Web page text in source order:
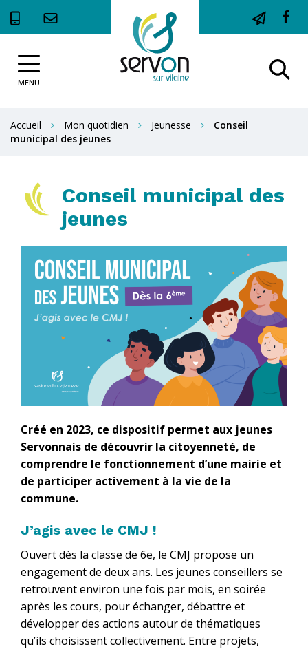
MENU
Site
officiel
de
Accueil Mon quotidien Jeunesse
Conseil
municipal des jeunes
Conseil municipal des
jeunes
Créé en 2023, ce dispositif permet aux jeunes
Servonnais de découvrir la citoyenneté, de
comprendre le fonctionnement d’une mairie et
de participer activement à la vie de la
commune.
J’agis avec le CMJ !
Ouvert dès la classe de 6e, le CMJ propose un
engagement de deux ans. Les jeunes conseillers se
retrouvent environ une fois par mois, en soirée
après les cours, pour échanger, débattre et
développer des actions autour de thématiques
qu’ils choisissent collectivement. Entre projets,